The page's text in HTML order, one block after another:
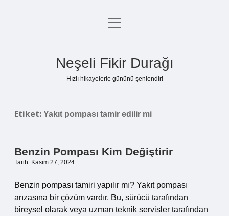
Anasayfa
menüyü
Neşeli Fikir Durağı
Hızlı hikayelerle gününü şenlendir!
Etiket: Yakıt pompası tamir edilir mi
Benzin Pompası Kim Değiştirir
Tarih: Kasım 27, 2024
Benzin pompası tamiri yapılır mı? Yakıt pompası
arızasına bir çözüm vardır. Bu, sürücü tarafından
bireysel olarak veya uzman teknik servisler tarafından